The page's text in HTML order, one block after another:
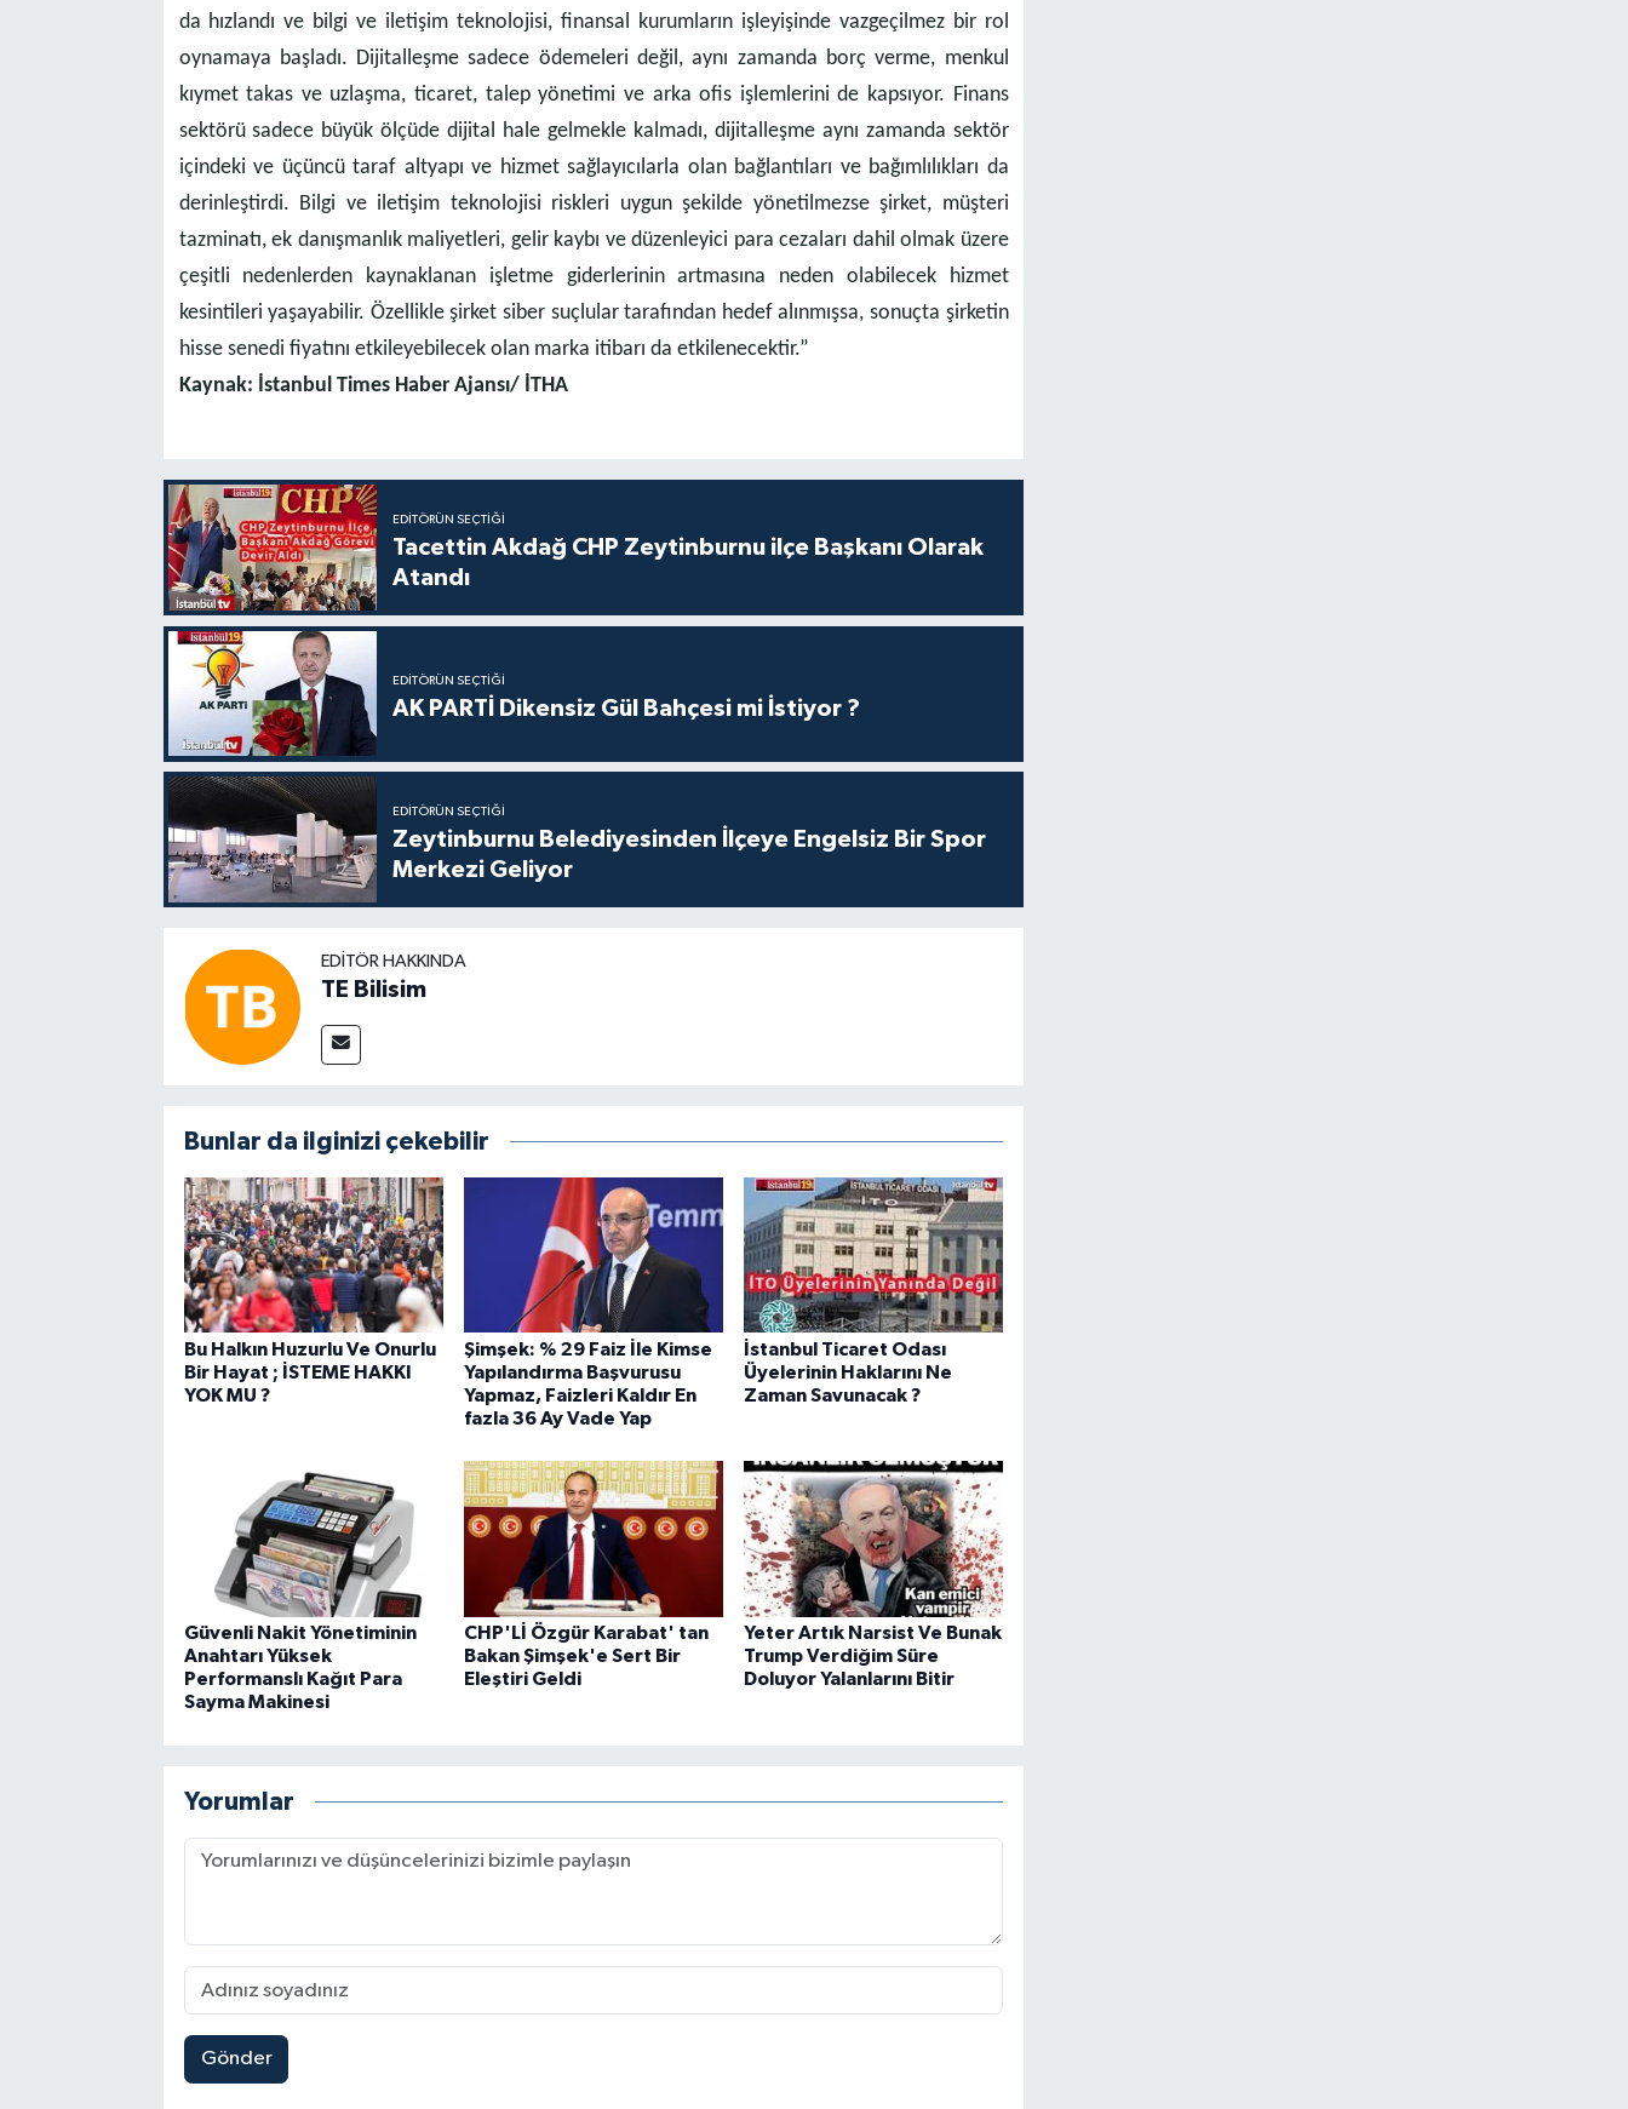
da hızlandı ve bilgi ve iletişim teknolojisi, finansal kurumların işleyişinde vazgeçilmez bir rol
oynamaya başladı. Dijitalleşme sadece ödemeleri değil, aynı zamanda borç verme, menkul
kıymet takas ve uzlaşma, ticaret, talep yönetimi ve arka ofis işlemlerini de kapsıyor. Finans
sektörü sadece büyük ölçüde dijital hale gelmekle kalmadı, dijitalleşme aynı zamanda sektör
içindeki ve üçüncü taraf altyapı ve hizmet sağlayıcılarla olan bağlantıları ve bağımlılıkları da
derinleştirdi. Bilgi ve iletişim teknolojisi riskleri uygun şekilde yönetilmezse şirket, müşteri
tazminatı, ek danışmanlık maliyetleri, gelir kaybı ve düzenleyici para cezaları dahil olmak üzere
çeşitli nedenlerden kaynaklanan işletme giderlerinin artmasına neden olabilecek hizmet
kesintileri yaşayabilir. Özellikle şirket siber suçlular tarafından hedef alınmışsa, sonuçta şirketin
hisse senedi fiyatını etkileyebilecek olan marka itibarı da etkilenecektir.”
Kaynak: İstanbul Times Haber Ajansı/ İTHA
EDITÖRÜN SEÇTIĞI
Tacettin Akdağ CHP Zeytinburnu ilçe Başkanı Olarak
Atandı
EDITÖRÜN SEÇTIĞI
AK PARTİ Dikensiz Gül Bahçesi mi İstiyor ?
EDITÖRÜN SEÇTIĞI
Zeytinburnu Belediyesinden İlçeye Engelsiz Bir Spor
Merkezi Geliyor
EDITÖR HAKKINDA
TE Bilisim
Bunlar da ilginizi çekebilir
Bu Halkın Huzurlu Ve Onurlu
Bir Hayat ; İSTEME HAKKI
YOK MU ?
Şimşek: % 29 Faiz İle Kimse
Yapılandırma Başvurusu
Yapmaz, Faizleri Kaldır En
fazla 36 Ay Vade Yap
İstanbul Ticaret Odası
Üyelerinin Haklarını Ne
Zaman Savunacak ?
Güvenli Nakit Yönetiminin
Anahtarı Yüksek
Performanslı Kağıt Para
Sayma Makinesi
CHP'Lİ Özgür Karabat' tan
Bakan Şimşek'e Sert Bir
Eleştiri Geldi
Yeter Artık Narsist Ve Bunak
Trump Verdiğim Süre
Doluyor Yalanlarını Bitir
Yorumlar
Gönder